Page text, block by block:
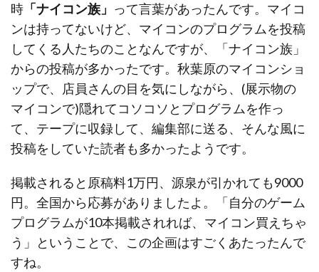
時 「ナイコン族」 って言葉があったんです。マイコ
ンは持ってないけど、マイコンのプログラムを投稿
してくる人たちのことなんですが、「ナイコン族」
からの投稿が多かったです。秋葉原のマイコンショ
ップで、店員さんの目を気にしながら、(展示物の
マイコンで)隠れてコソコソとプログラムを作っ
て、テープに収録して、編集部に送る、そんな風に
投稿をしていた読者も多かったようです。
掲載されると原稿料1万円、源泉が引かれても9000
円。全国から応募がありましたよ。「自分のゲーム
プログラムが10本掲載されれば、マイコン買えちゃ
う」ということで、この企画はすごくあたったんで
すね。